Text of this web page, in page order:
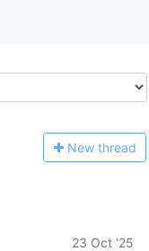
New thread
23 Oct '25